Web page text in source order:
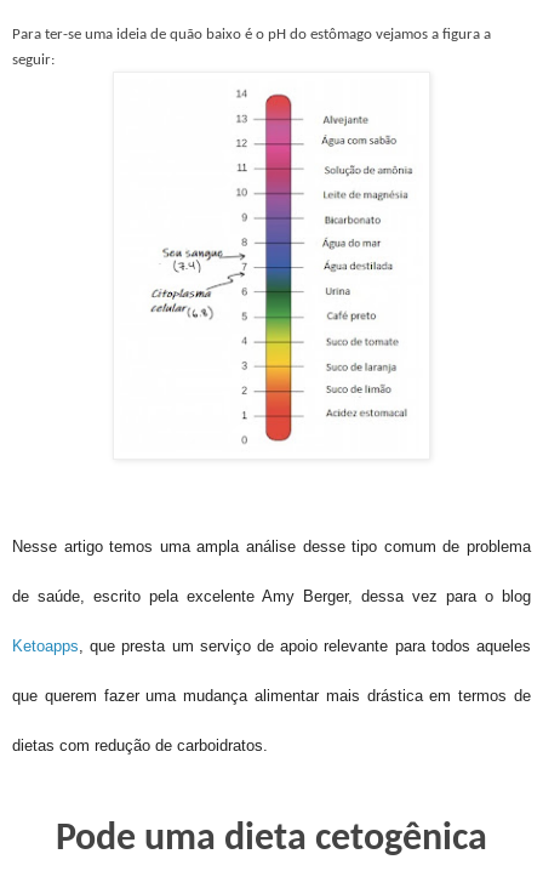
Para ter-se uma ideia de quão baixo é o pH do estômago vejamos a figura a
seguir:
Nesse artigo temos uma ampla análise desse tipo comum de problema
de saúde, escrito pela excelente Amy Berger, dessa vez para o blog
Ketoapps , que presta um serviço de apoio relevante para todos aqueles
que querem fazer uma mudança alimentar mais drástica em termos de
dietas com redução de carboidratos.
Pode uma dieta cetogênica